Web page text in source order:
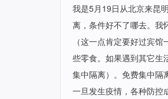
我是5月19日从北京来昆
离，条件好不了哪去。我
（这一点肯定要好过宾
些零食。如果遇到其它生
集中隔离）。免费集中隔
一旦发生疫情，各种防控